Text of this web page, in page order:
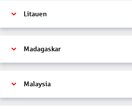
Litauen
Madagaskar
Malaysia